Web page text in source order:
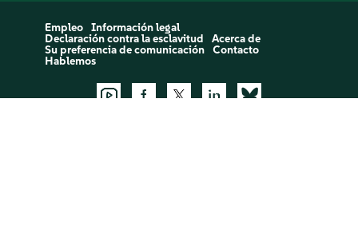
Empleo
Información legal
Declaración contra la esclavitud
Acerca de
Su preferencia de comunicación
Contacto
Hablemos